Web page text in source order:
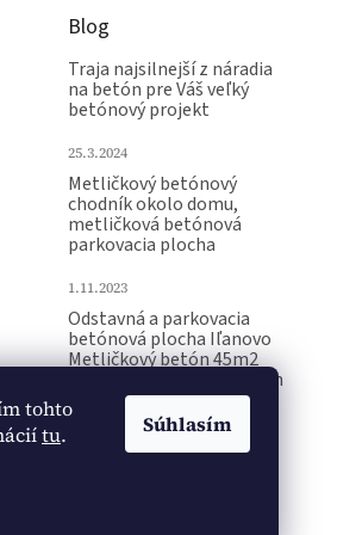
tohto
tu. Súhlasím
Blog
Traja najsilnejší z náradia
na betón pre Váš veľký
betónový projekt
25.3.2024
Metličkový betónový
chodník okolo domu,
metličková betónová
parkovacia plocha
1.11.2023
Odstavná a parkovacia
betónová plocha Iľanovo
Metličkový betón 45m2
Raznica pečiatka na betón
15.10.2023